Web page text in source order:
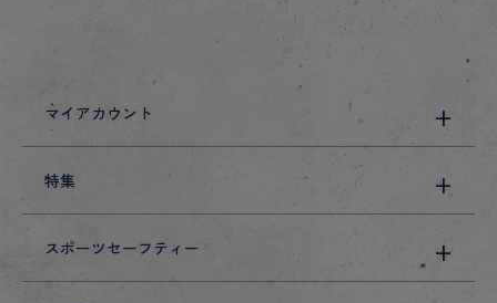
マイアカウント
特集
スポーツセーフティー